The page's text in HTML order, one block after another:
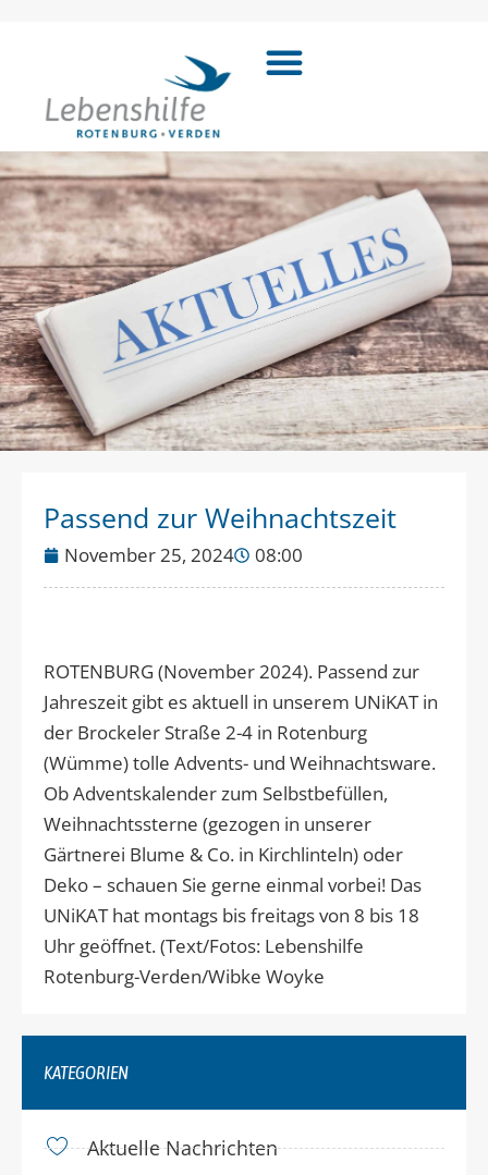
Passend zur Weihnachtszeit
November 25, 2024 08:00
ROTENBURG (November 2024). Passend zur
Jahreszeit gibt es aktuell in unserem UNiKAT in
der Brockeler Straße 2-4 in Rotenburg
(Wümme) tolle Advents- und Weihnachtsware.
Ob Adventskalender zum Selbstbefüllen,
Weihnachtssterne (gezogen in unserer
Gärtnerei Blume & Co. in Kirchlinteln) oder
Deko – schauen Sie gerne einmal vorbei! Das
UNiKAT hat montags bis freitags von 8 bis 18
Uhr geöffnet. (Text/Fotos: Lebenshilfe
Rotenburg-Verden/Wibke Woyke
KATEGORIEN
Aktuelle Nachrichten